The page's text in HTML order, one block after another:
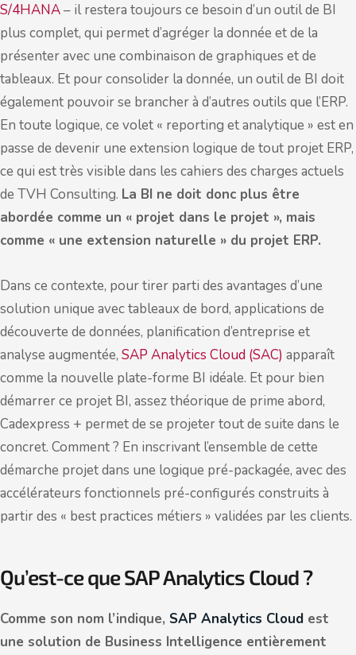
S/4HANA– il restera toujours ce besoin d’un outil de BI
plus complet, qui permet d’agréger la donnée et de la
présenter avec une combinaison de graphiques et de
tableaux. Et pour consolider la donnée, un outil de BI doit
également pouvoir se brancher à d’autres outils que l’ERP.
En toute logique, ce volet « reporting et analytique » est en
passe de devenir une extension logique de tout projet ERP,
ce qui est très visible dans les cahiers des charges actuels
de TVH Consulting. La BI ne doit donc plus être
abordée comme un « projet dans le projet », mais
comme « une extension naturelle » du projet ERP.
Dans ce contexte, pour tirer parti des avantages d’une
solution unique avec tableaux de bord, applications de
découverte de données, planification d’entreprise et
analyse augmentée, SAP Analytics Cloud (SAC) apparaît
comme la nouvelle plate-forme BI idéale. Et pour bien
démarrer ce projet BI, assez théorique de prime abord,
Cadexpress + permet de se projeter tout de suite dans le
concret. Comment ? En inscrivant l’ensemble de cette
démarche projet dans une logique pré-packagée, avec des
accélérateurs fonctionnels pré-configurés construits à
partir des « best practices métiers » validées par les clients.
Qu’est-ce que SAP Analytics Cloud ?
Comme son nom l’indique, SAP Analytics Cloud est
une solution de Business Intelligence entièrement